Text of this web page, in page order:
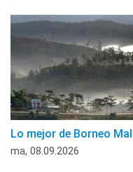
Lo mejor de Borneo
ma, 08.09.2026